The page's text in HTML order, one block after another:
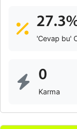
'Cevap bu'
0
Karma